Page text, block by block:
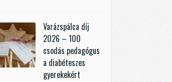
Varázspálca díj
2026 – 100
csodás pedagógus
a diabéteszes
gyerekekért